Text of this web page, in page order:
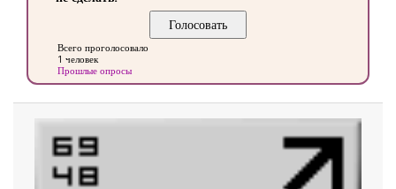
Всего проголосовало
1 человек
Прошлые опросы